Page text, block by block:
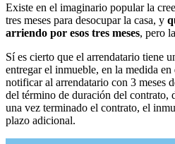
Existe en el imaginario popular la
tres meses para desocupar la casa, y
arriendo por esos tres meses, pero
Sí es cierto que el arrendatario tiene
entregar el inmueble, en la medida
notificar al arrendatario con 3 meses
del término de duración del contrato,
una vez terminado el contrato, el
plazo adicional.